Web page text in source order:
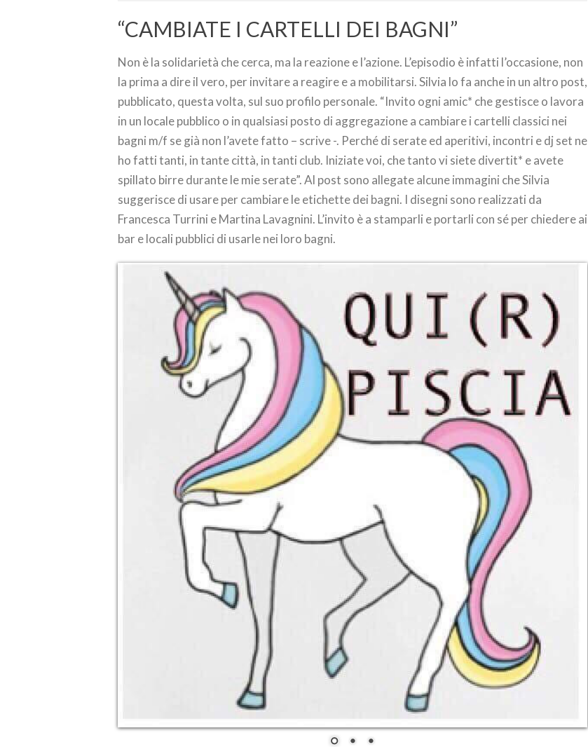
“CAMBIATE I CARTELLI DEI BAGNI”
Non è la solidarietà che cerca, ma la reazione e l’azione. L’episodio è infatti l’occasione, non
la prima a dire il vero, per invitare a reagire e a mobilitarsi. Silvia lo fa anche in un altro post,
pubblicato, questa volta, sul suo profilo personale. “Invito ogni amic* che gestisce o lavora
in un locale pubblico o in qualsiasi posto di aggregazione a cambiare i cartelli classici nei
bagni m/f se già non l’avete fatto – scrive -. Perché di serate ed aperitivi, incontri e dj set ne
ho fatti tanti, in tante città, in tanti club. Iniziate voi, che tanto vi siete divertit* e avete
spillato birre durante le mie serate”. Al post sono allegate alcune immagini che Silvia
suggerisce di usare per cambiare le etichette dei bagni. I disegni sono realizzati da
Francesca Turrini e Martina Lavagnini. L’invito è a stamparli e portarli con sé per chiedere ai
bar e locali pubblici di usarle nei loro bagni.